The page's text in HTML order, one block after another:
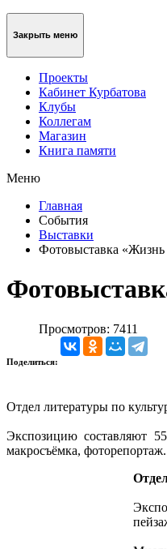
Закрыть меню
Проекты
Кабинет Курбатова
Клубы
Коллегам
Магазин
Книга памяти
Меню
Главная
События
Выставки
Фотовыставка «Жизнь
Просмотров: 7411
Поделиться:
Отдел литературы по
Экспозицию составляют
макросъёмка, фоторепортаж.